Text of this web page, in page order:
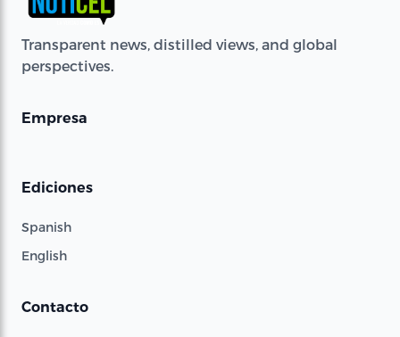
Transparent news, distilled views, and global
perspectives.
Empresa
Ediciones
Spanish
English
Contacto